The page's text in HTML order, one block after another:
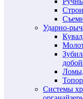
Ударно-
Системы